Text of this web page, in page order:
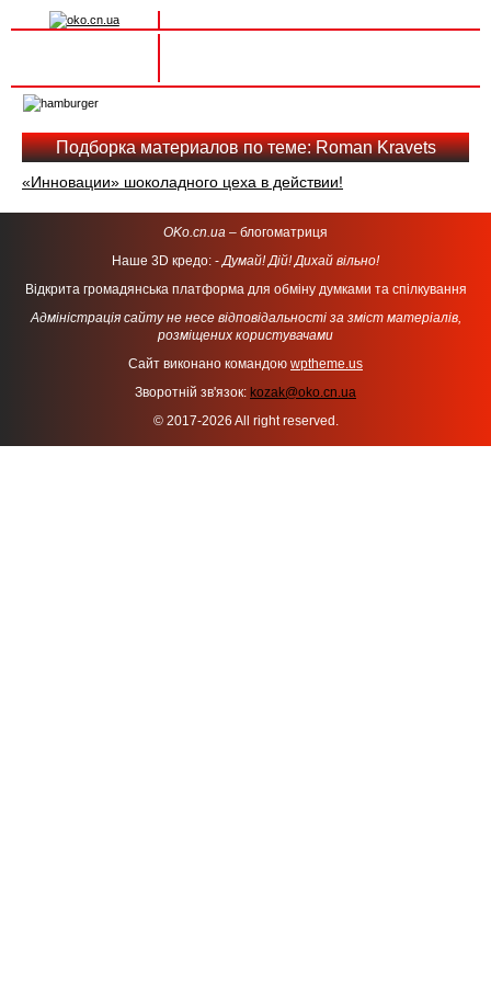
navigation
Подборка материалов по теме: Roman Kravets
«Инновации» шоколадного цеха в действии!
OKo.cn.ua – блогоматриця
Наше 3D кредо: -Думай! Дій! Дихай вільно!
Відкрита громадянська платформа для обміну думками та спілкування
Адміністрація сайту не несе відповідальності за зміст матеріалів,
розміщених користувачами
Сайт виконано командою wptheme.us
Зворотній зв'язок: kozak@oko.cn.ua
© 2017-2026 All right reserved.